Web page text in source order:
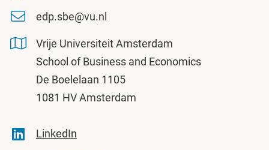
edp.sbe@vu.nl
Vrije Universiteit Amsterdam
School of Business and Economics
De Boelelaan 1105
1081 HV Amsterdam
LinkedIn